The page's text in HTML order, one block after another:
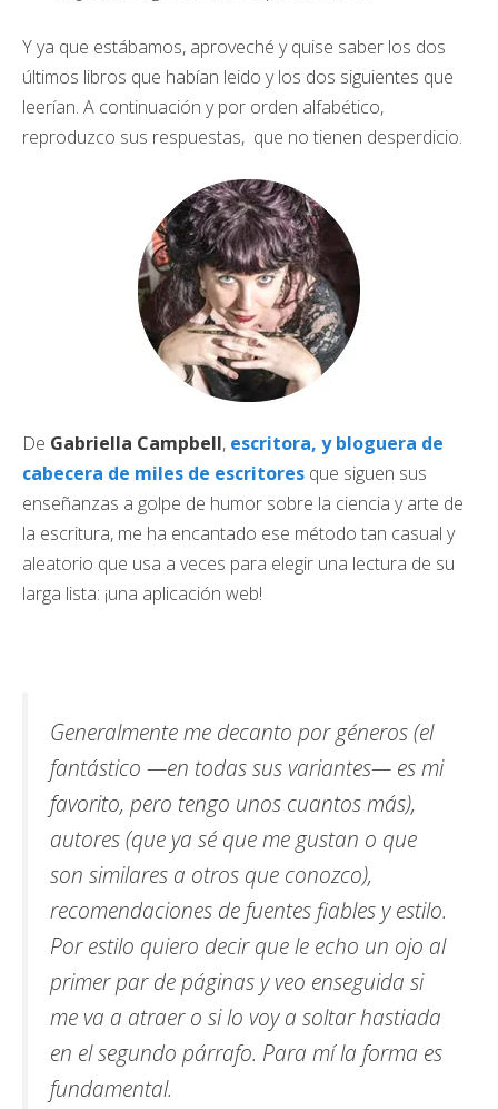
Y ya que estábamos, aproveché y quise saber los dos
últimos libros que habían leido y los dos siguientes que
leerían. A continuación y por orden alfabético,
reproduzco sus respuestas, que no tienen desperdicio.
De Gabriella Campbell, escritora, y bloguera de
cabecera de miles de escritores que siguen sus
enseñanzas a golpe de humor sobre la ciencia y arte de
la escritura, me ha encantado ese método tan casual y
aleatorio que usa a veces para elegir una lectura de su
larga lista: ¡una aplicación web!
Generalmente me decanto por géneros (el
fantástico —en todas sus variantes— es mi
favorito, pero tengo unos cuantos más),
autores (que ya sé que me gustan o que
son similares a otros que conozco),
recomendaciones de fuentes fiables y estilo.
Por estilo quiero decir que le echo un ojo al
primer par de páginas y veo enseguida si
me va a atraer o si lo voy a soltar hastiada
en el segundo párrafo. Para mí la forma es
fundamental.